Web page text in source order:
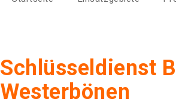
Schlüsseldienst
Westerbönen